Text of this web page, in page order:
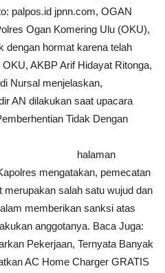
palpos.id jpnn.com, OGAN
Ogan Komering Ulu (OKU),
dengan hormat karena telah
AKBP Arif Hidayat Ritonga,
Nursal menjelaskan,
AN dilakukan saat upacara
Tidak Dengan
halaman
mengatakan, pemecatan
merupakan salah satu wujud dan
memberikan sanksi atas
anggotanya. Baca Juga:
Pekerjaan, Ternyata Banyak
AC Home Charger GRATIS